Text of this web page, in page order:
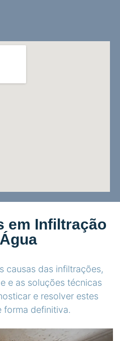
em Infiltração
causas das infiltrações,
e as soluções técnicas
e resolver estes
forma definitiva.